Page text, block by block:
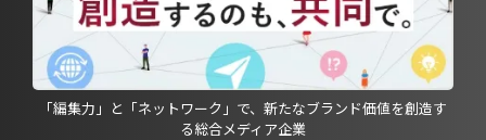
「編集力」と「ネットワーク」で、新たなブランド価値を創造す
る総合メディア企業